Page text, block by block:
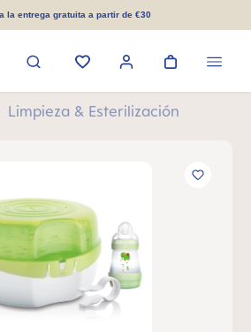
la entrega gratuita a partir de €30
Limpieza & Esterilización